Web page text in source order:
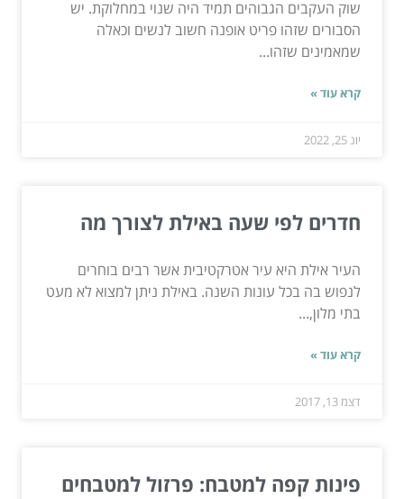
שוק העקבים הגבוהים תמיד היה שנוי במחלוקת. יש
הסבורים שזהו פריט אופנה חשוב לנשים וכאלה
שמאמינים שזהו...
קרא עוד »
יונ 25, 2022
חדרים לפי שעה באילת לצורך מה
העיר אילת היא עיר אטרקטיבית אשר רבים בוחרים
לנפוש בה בכל עונות השנה. באילת ניתן למצוא לא מעט
בתי מלון,...
קרא עוד »
דצמ 13, 2017
פינות קפה למטבח: פרזול למטבחים